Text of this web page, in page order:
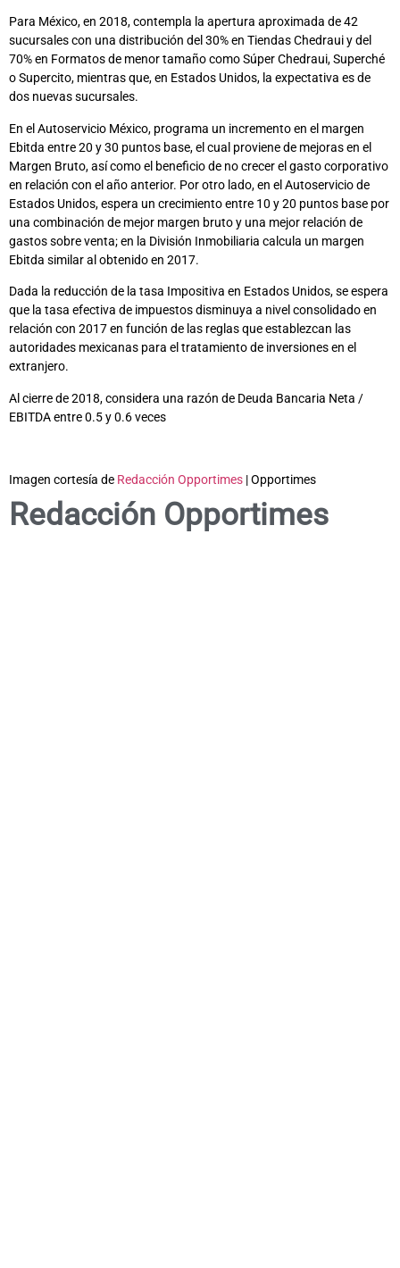
Para México, en 2018, contempla la apertura aproximada de 42
sucursales con una distribución del 30% en Tiendas Chedraui y del
70% en Formatos de menor tamaño como Súper Chedraui, Superché
o Supercito, mientras que, en Estados Unidos, la expectativa es de
dos nuevas sucursales.
En el Autoservicio México, programa un incremento en el margen
Ebitda entre 20 y 30 puntos base, el cual proviene de mejoras en el
Margen Bruto, así como el beneficio de no crecer el gasto corporativo
en relación con el año anterior. Por otro lado, en el Autoservicio de
Estados Unidos, espera un crecimiento entre 10 y 20 puntos base por
una combinación de mejor margen bruto y una mejor relación de
gastos sobre venta; en la División Inmobiliaria calcula un margen
Ebitda similar al obtenido en 2017.
Dada la reducción de la tasa Impositiva en Estados Unidos, se espera
que la tasa efectiva de impuestos disminuya a nivel consolidado en
relación con 2017 en función de las reglas que establezcan las
autoridades mexicanas para el tratamiento de inversiones en el
extranjero.
Al cierre de 2018, considera una razón de Deuda Bancaria Neta /
EBITDA entre 0.5 y 0.6 veces
Imagen cortesía de Redacción Opportimes | Opportimes
Redacción Opportimes